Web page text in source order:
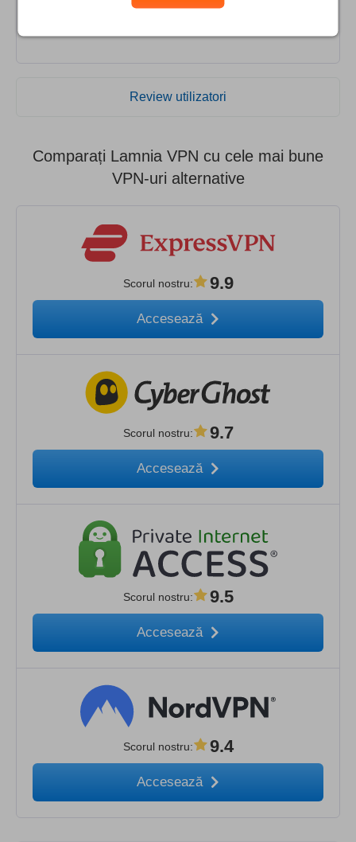
hard earned cash that I’ve lost,but my advice is definitely
Review utilizatori
Comparați Lamnia VPN cu cele mai bune
VPN-uri alternative
Scorul nostru: 9.9
Accesează
Scorul nostru: 9.7
Accesează
Scorul nostru: 9.5
Accesează
Scorul nostru: 9.4
Accesează